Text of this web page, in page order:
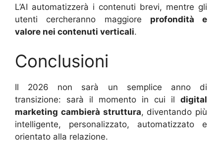
L’AI automatizzerà i contenuti brevi, mentre gli
utenti cercheranno maggiore profondità e
valore nei contenuti verticali.
Conclusioni
Il 2026 non sarà un semplice anno di
transizione: sarà il momento in cui il digital
marketing cambierà struttura, diventando più
intelligente, personalizzato, automatizzato e
orientato alla relazione.